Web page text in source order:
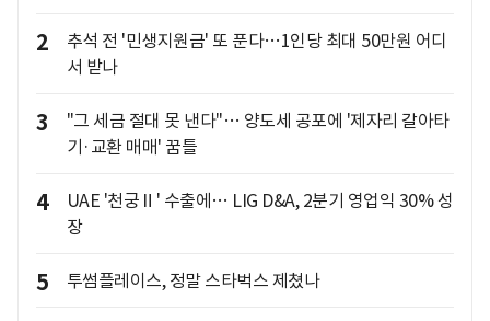
2
추석 전 '민생지원금' 또 푼다…1인당 최대 50만원 어디
서 받나
3
"그 세금 절대 못 낸다"… 양도세 공포에 '제자리 갈아타
기·교환 매매' 꿈틀
4
UAE '천궁Ⅱ' 수출에… LIG D&A, 2분기 영업익 30% 성
장
5 투썸플레이스, 정말 스타벅스 제쳤나